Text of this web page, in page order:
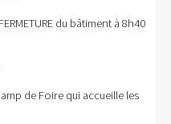
du bâtiment à 8h40
de Foire qui accueille les